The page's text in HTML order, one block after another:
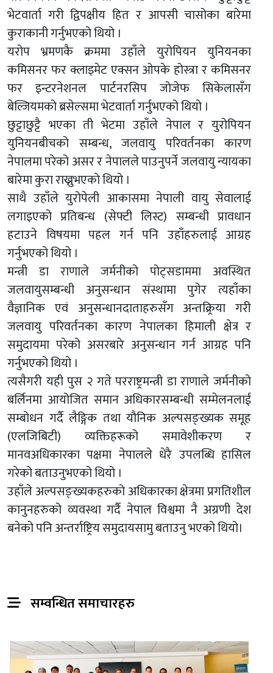
भेटवार्ता गरी द्विपक्षीय हित र आपसी चासोका बारेमा
कुराकानी गर्नुभएको थियो ।
यरोप भ्रमणकै क्रममा उहाँले युरोपियन युनियनका
कमिसनर फर क्लाइमेट एक्सन ओपके होस्त्रा र कमिसनर
फर इन्टरनेशनल पार्टनरसिप जोजेफ सिकेलासँग
बेल्जियमको ब्रसेल्समा भेटवार्ता गर्नुभएको थियो ।
छुट्टाछुट्टै भएका ती भेटमा उहाँले नेपाल र युरोपियन
युनियनबीचको सम्बन्ध, जलवायु परिवर्तनका कारण
नेपालमा परेको असर र नेपालले पाउनुपर्ने जलवायु न्यायका
बारेमा कुरा राख्नुभएको थियो ।
साथै उहाँले युरोपेली आकासमा नेपाली वायु सेवालाई
लगाइएको प्रतिबन्ध (सेफ्टी लिस्ट) सम्बन्धी प्रावधान
हटाउने विषयमा पहल गर्न पनि उहाँहरुलाई आग्रह
गर्नुभएको थियो ।
मन्त्री डा राणाले जर्मनीको पोट्सडाममा अवस्थित
जलवायुसम्बन्धी अनुसन्धान संस्थामा पुगेर त्यहाँका
वैज्ञानिक एवं अनुसन्धानदाताहरुसँग अन्तक्र्रिया गरी
जलवायु परिवर्तनका कारण नेपालका हिमाली क्षेत्र र
समुदायमा परेको असरबारे अनुसन्धान गर्न आग्रह पनि
गर्नुभएको थियो ।
त्यसैगरी यही पुस २ गते परराष्ट्रमन्त्री डा राणाले जर्मनीको
बर्लिनमा आयोजित समान अधिकारसम्बन्धी सम्मेलनलाई
सम्बोधन गर्दै लैङ्गिक तथा यौनिक अल्पसङ्ख्यक समूह
(एलजिबिटी) व्यक्तिहरूको समावेशीकरण र
मानवअधिकारका पक्षमा नेपालले धेरै उपलब्धि हासिल
गरेको बताउनुभएको थियो ।
उहाँले अल्पसङ्ख्यकहरुको अधिकारका क्षेत्रमा प्रगतिशील
कानुनहरुको व्यवस्था गर्दै नेपाल विश्वमा नै अग्रणी देश
बनेको पनि अन्तर्राष्ट्रिय समुदायसामु बताउनु भएको थियो।
सम्वन्धित समाचारहरु